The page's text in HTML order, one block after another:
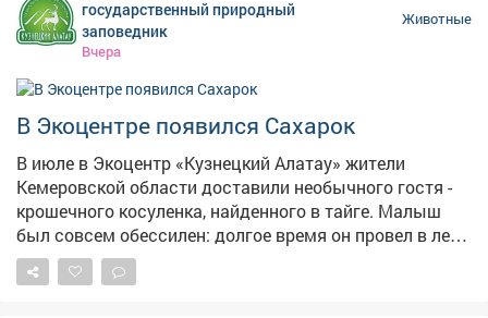
государственный природный
заповедник
Вчера
Животные
В Экоцентре появился Сахарок
В июле в Экоцентр «Кузнецкий Алатау» жители
Кемеровской области доставили необычного гостя -
крошечного косуленка, найденного в тайге. Малыш
был совсем обессилен: долгое время он провел в лесу
в полном одиночестве, без материнской заботы.
Сотрудники экоцентра сразу взяли кроху под опеку.